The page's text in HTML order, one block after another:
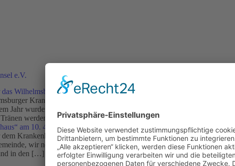
e.V.
Wilhelmsburger Krankenhaus zum 30.6.2026
Krankenhaus Groß-Sand zum 30.6.2026 Nach 125 Jahren ist
Jahr wurden bereits die Notaufnahme und die Chirurgie geschlossen.
Tränen werden fließen. Aber […]
am 10. 4. 2026 14. April 2026
Krankenhaus Groß-Sand „Leichenschmaus fürs Krankenhaus“ aus
wir nehmen heute Abschied von unserem Krankenhaus Groß
in den […]